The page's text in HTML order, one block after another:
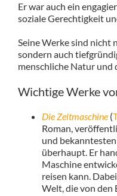
Er war auch ein
soziale Gerechtigkeit
Seine Werke sind nicht
sondern auch
menschliche Natur
Wichtige Werke
Die Zeitmaschine(
Roman,
und
überhaupt. Er
Maschine
reisen kann.
Welt, die von den